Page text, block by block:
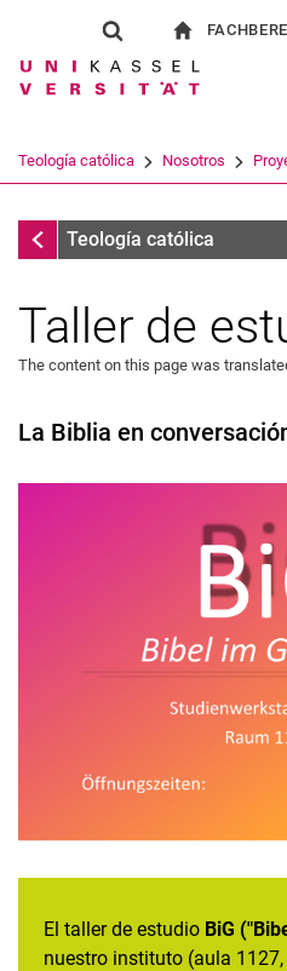
Show search form
Search term
Search
Teología católica Nosotros
Proyectos
Teología católica
Secretaría
Perfil del estudio "Hablar de
Perfil de estudio "Competencia
PRONET² Proyecto P34:
la Biblia y la educación religiosa -
educación interreligiosa en la
educación religiosa - finalizado
Taller de
The content on this page was
La Biblia en
El taller de estudio BiG
nuestro instituto (aula